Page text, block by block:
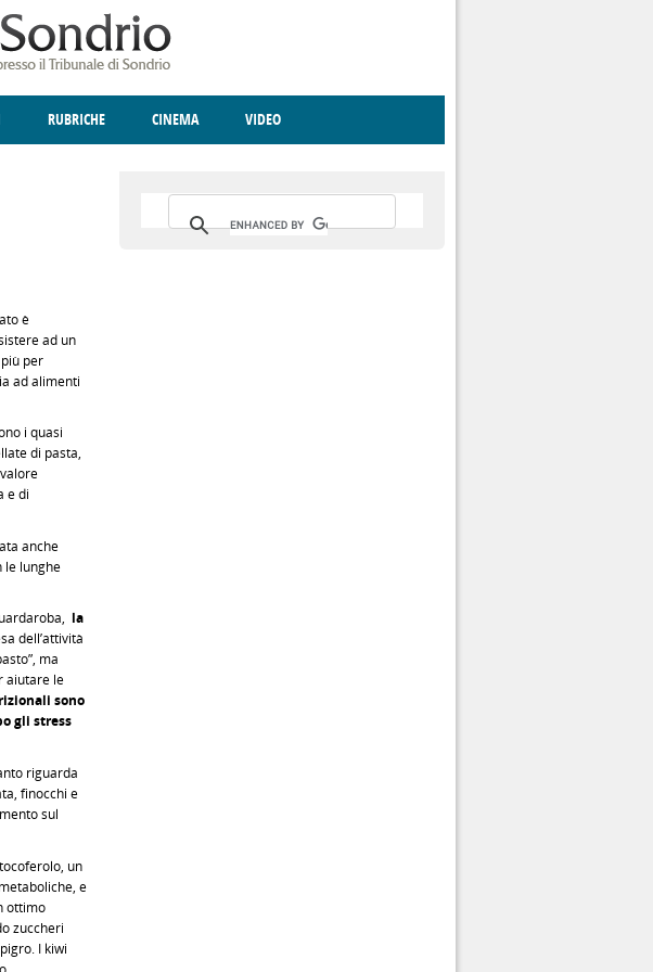
RUBRICHE CINEMA VIDEO
è
ad un
per
ad alimenti
i quasi
di pasta,
e di
anche
le lunghe
la
dell’attività
ma
aiutare le
sono
gli stress
riguarda
finocchi e
sul
un
e
ottimo
zuccheri
I kiwi